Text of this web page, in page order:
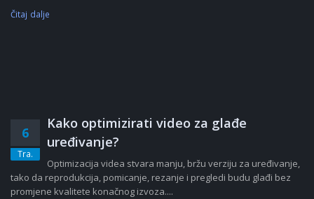
Čitaj dalje
6
Tra.
Kako optimizirati video za glađe
uređivanje?
Optimizacija videa stvara manju, bržu verziju za uređivanje,
tako da reprodukcija, pomicanje, rezanje i pregledi budu glađi bez
promjene kvalitete konačnog izvoza....